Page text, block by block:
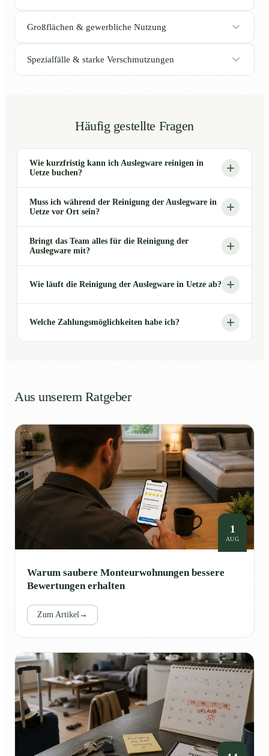
Großflächen & gewerbliche Nutzung
Spezialfälle & starke Verschmutzungen
Häufig gestellte Fragen
Wie kurzfristig kann ich Auslegware reinigen in
Uetze buchen?
Muss ich während der Reinigung der Auslegware in
Uetze vor Ort sein?
Bringt das Team alles für die Reinigung der
Auslegware mit?
Wie läuft die Reinigung der Auslegware in Uetze ab?
Welche Zahlungsmöglichkeiten habe ich?
Aus unserem Ratgeber
1
AUG
Warum saubere Monteurwohnungen bessere
Bewertungen erhalten
Zum Artikel→